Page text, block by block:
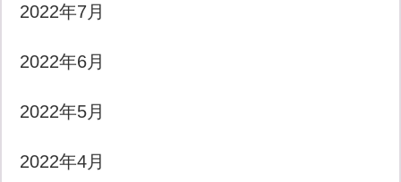
2022年7月
2022年6月
2022年5月
2022年4月